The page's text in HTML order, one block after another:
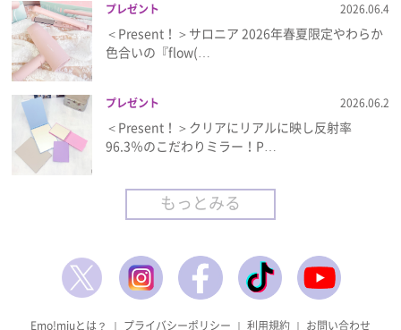
プレゼント 2026.06.4
＜Present！＞サロニア 2026年春夏限定やわらか
色合いの『flow(…
プレゼント 2026.06.2
＜Present！＞クリアにリアルに映し反射率
96.3％のこだわりミラー！P…
もっとみる
Emo!miuとは？ ｜ プライバシーポリシー ｜ 利用規約 ｜ お問い合わせ